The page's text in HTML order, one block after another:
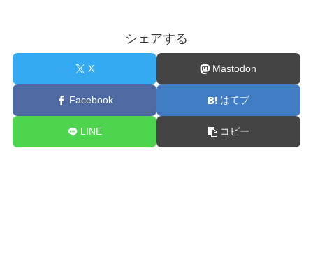
シェアする
X Mastodon
Facebook はてブ
LINE コピー